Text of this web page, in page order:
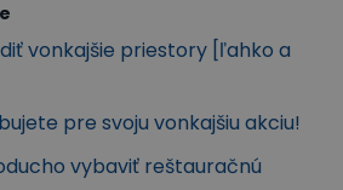
vonkajšie priestory [ľahko a
pre svoju vonkajšiu akciu!
vybaviť reštauračnú